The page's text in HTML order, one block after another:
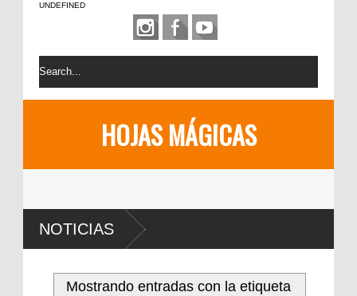
UNDEFINED
HOJAS MÁGICAS
NOTICIAS
Mostrando entradas con la etiqueta